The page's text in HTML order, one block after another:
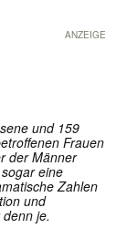
ANZEIGE
und 159
Frauen
der Männer
eine
Zahlen
und
je.